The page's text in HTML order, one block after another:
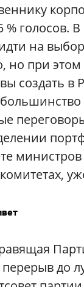
% голосов. В
на
но при
создать в
перерыв до